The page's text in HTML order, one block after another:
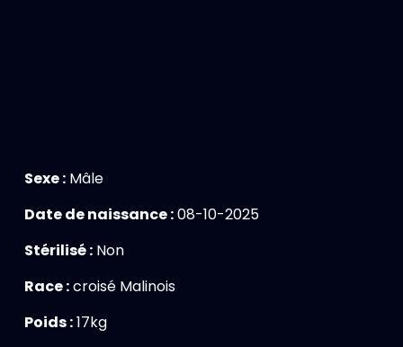
Sexe : Mâle
Date de naissance :08-10-2025
Stérilisé : Non
Race :croisé Malinois
Poids :17kg